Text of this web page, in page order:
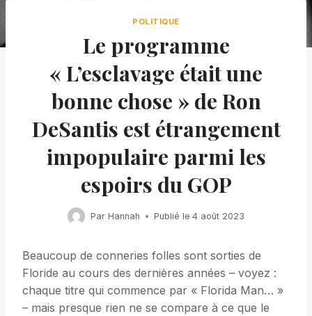
POLITIQUE
Le programme
« L’esclavage était une
bonne chose » de Ron
DeSantis est étrangement
impopulaire parmi les
espoirs du GOP
Par Hannah Publié le 4 août 2023
Beaucoup de conneries folles sont sorties de
Floride au cours des dernières années – voyez :
chaque titre qui commence par « Florida Man… »
– mais presque rien ne se compare à ce que le